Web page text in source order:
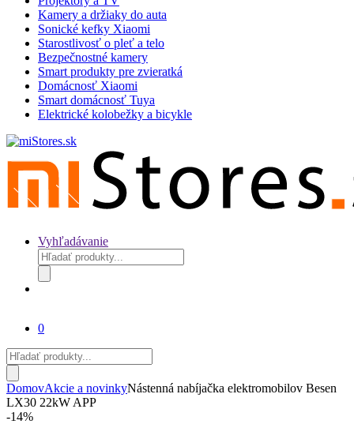
Kamery a držiaky do auta
Sonické kefky Xiaomi
Starostlivosť o pleť a telo
Bezpečnostné kamery
Smart produkty pre zvieratká
Domácnosť Xiaomi
Smart domácnosť Tuya
Elektrické kolobežky a bicykle
Vyhľadávanie
Products
search
0
Products
search
DomovAkcie a novinkyNástenná nabíjačka elektromobilov Besen
LX30 22kW APP
-14%